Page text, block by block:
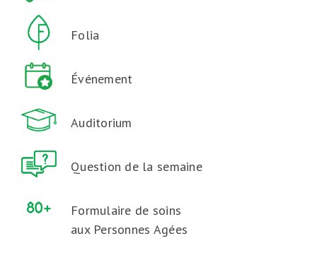
Folia
Événement
Auditorium
Question de la semaine
Formulaire de soins
aux Personnes Agées